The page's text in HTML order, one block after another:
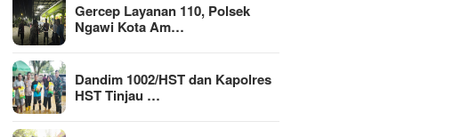
Gercep Layanan 110, Polsek
Ngawi Kota Am…
Dandim 1002/HST dan Kapolres
HST Tinjau …